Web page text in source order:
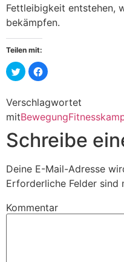
Fettleibigkeit entstehen,
bekämpfen.
Teilen mit:
Klick,
um
über
zu
teilen
(Wird
in
Fenster
geöffnet)
Klick,
um
zu
teilen
(Wird
in
Fenster
geöffnet)
Verschlagwortet
mitBewegung
Schreibe
Deine E-Mail-Adresse
Erforderliche Felder sind
Kommentar